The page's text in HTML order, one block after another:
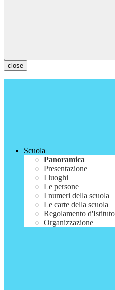
close
Scuola
Panoramica
Presentazione
I luoghi
Le persone
I numeri della scuola
Le carte della scuola
Regolamento d'Istituto
Organizzazione